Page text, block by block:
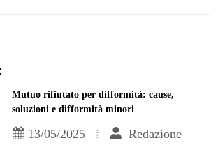
Mutuo rifiutato per difformità: cause,
soluzioni e difformità minori
13/05/2025 Redazione